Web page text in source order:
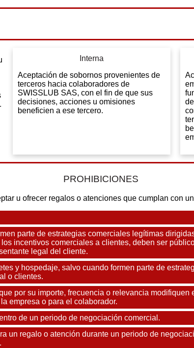
Interna
Aceptación de sobornos provenientes de
terceros hacia colaboradores de
SWISSLUB SAS, con el fin de que sus
decisiones, acciones u omisiones
beneficien a ese tercero.
PROHIBICIONES
u ofrecer regalos o atenciones que cumplan con
parte de estrategias comerciales legítimas
incentivos comerciales a clientes, deben ser
legal del cliente.
y hospedaje, salvo cuando formen parte de
o clientes.
por su importe, frecuencia o relevancia
empresa o para el colaborador.
de un periodo de negociación comercial.
un regalo o atención durante un periodo de